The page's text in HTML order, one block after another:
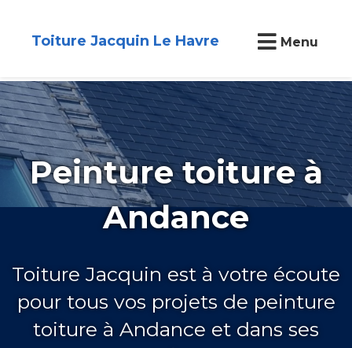
Toiture Jacquin Le Havre Menu
Peinture toiture à
Andance
Toiture Jacquin est à votre écoute
pour tous vos projets de peinture
toiture à Andance et dans ses